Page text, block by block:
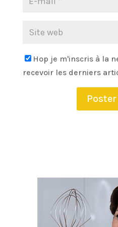
Hop je m'inscris à la
recevoir les derniers